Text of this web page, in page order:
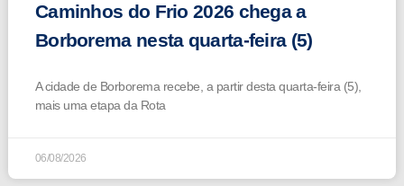
Caminhos do Frio 2026 chega a
Borborema nesta quarta-feira (5)
A cidade de Borborema recebe, a partir desta quarta-feira (5),
mais uma etapa da Rota
06/08/2026